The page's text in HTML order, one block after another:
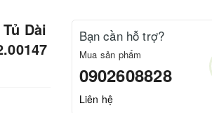
Dài
Bạn cần hỗ trợ?
Mua sản phẩm
0902608828
Liên hệ